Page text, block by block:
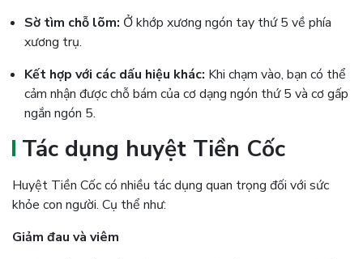
Sờ tìm chỗ lõm: Ở khớp xương ngón tay thứ 5 về phía
xương trụ.
Kết hợp với các dấu hiệu khác: Khi chạm vào, bạn có thể
cảm nhận được chỗ bám của cơ dạng ngón thứ 5 và cơ gấp
ngắn ngón 5.
Tác dụng huyệt Tiền Cốc
Huyệt Tiền Cốc có nhiều tác dụng quan trọng đối với sức
khỏe con người. Cụ thể như:
Giảm đau và viêm